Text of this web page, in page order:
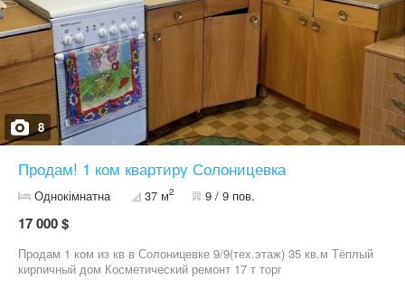
8
Продам! 1 ком квартиру Солоницевка
Однокімнатна 37 м2 9 / 9 пов.
17 000 $
Продам 1 ком из кв в Солоницевке 9/9(тех.этаж) 35 кв.м Тёплый
кирпичный дом Косметический ремонт 17 т торг